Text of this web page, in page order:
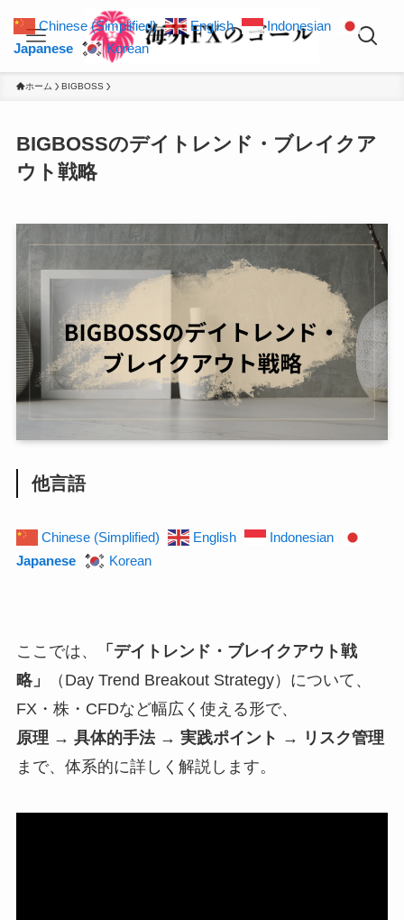
ホーム BIGBOSS
BIGBOSSのデイトレンド・ブレイクア
ウト戦略
他言語
Chinese (Simplified) English
Indonesian
Japanese
Korean
ここでは、
「デイトレンド・ブレイクアウト戦
略」
（Day Trend Breakout Strategy）について、
FX・株・CFDなど幅広く使える形で、
原理 → 具体的手法 → 実践ポイント → リスク管理
まで、体系的に詳しく解説します。
Chinese (Simplified) English
Indonesian
Japanese
Korean